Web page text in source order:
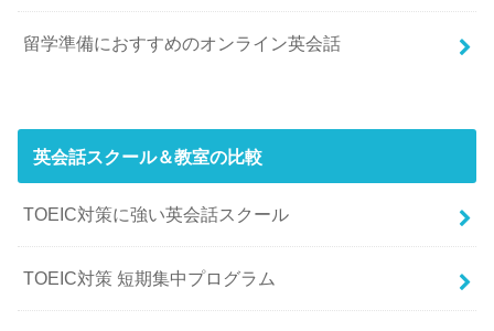
留学準備におすすめのオンライン英会話
英会話スクール＆教室の比較
TOEIC対策に強い英会話スクール
TOEIC対策 短期集中プログラム